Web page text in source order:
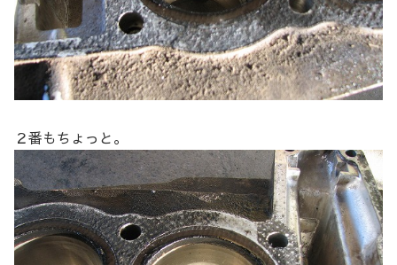
２番もちょっと。